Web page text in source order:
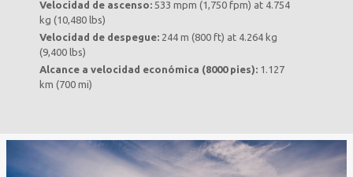
Velocidad de ascenso: 533 mpm (1,750 fpm) at 4.754
kg (10,480 lbs)
Velocidad de despegue: 244 m (800 ft) at 4.264 kg
(9,400 lbs)
Alcance a velocidad económica (8000 pies): 1.127
km (700 mi)